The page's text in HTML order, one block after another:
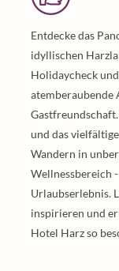
Entdecke das
idyllischen
Holidaycheck
atemberaubende
und das
Wandern in
Wellnessbereich
Urlaubserlebnis.
inspirieren und
Hotel Harz so